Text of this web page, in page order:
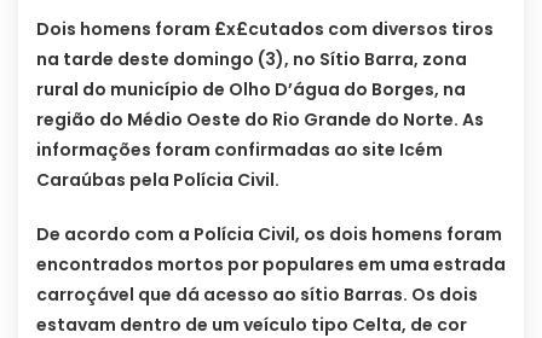
Dois homens foram £x£cutados com diversos tiros
na tarde deste domingo (3), no Sítio Barra, zona
rural do município de Olho D’água do Borges, na
região do Médio Oeste do Rio Grande do Norte. As
informações foram confirmadas ao site Icém
Caraúbas pela Polícia Civil.
De acordo com a Polícia Civil, os dois homens foram
encontrados mortos por populares em uma estrada
carroçável que dá acesso ao sítio Barras. Os dois
estavam dentro de um veículo tipo Celta, de cor